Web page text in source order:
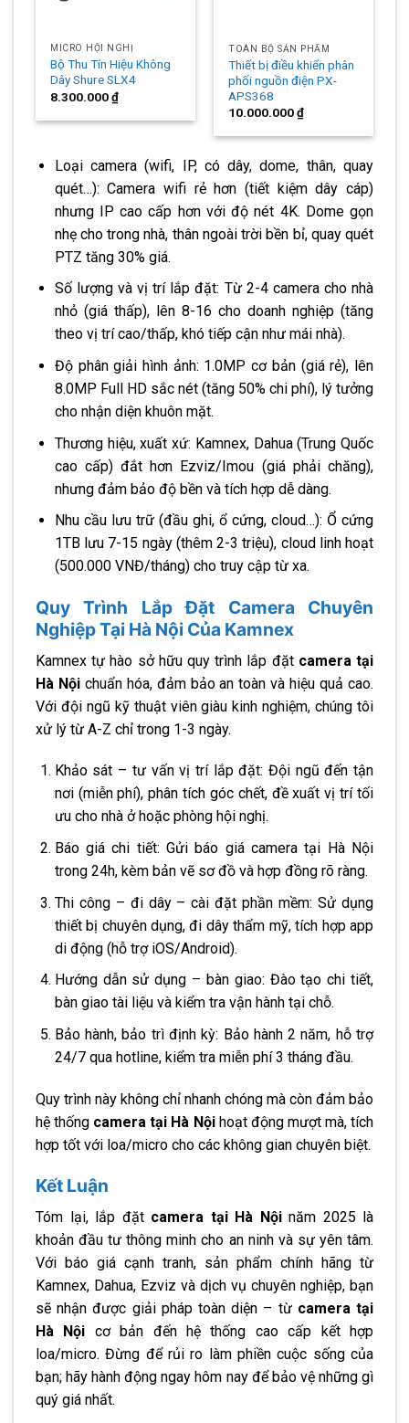
MICRO HỘI NGHỊ
Bộ Thu Tín Hiệu Không
Dây Shure SLX4
8.300.000₫
TOÀN BỘ SẢN PHẨM
Thiết bị điều khiển phân
phối nguồn điện PX-
APS368
10.000.000₫
Loại camera (wifi, IP, có dây, dome, thân, quay
quét…): Camera wifi rẻ hơn (tiết kiệm dây cáp)
nhưng IP cao cấp hơn với độ nét 4K. Dome gọn
nhẹ cho trong nhà, thân ngoài trời bền bỉ, quay quét
PTZ tăng 30% giá.
Số lượng và vị trí lắp đặt: Từ 2-4 camera cho nhà
nhỏ (giá thấp), lên 8-16 cho doanh nghiệp (tăng
theo vị trí cao/thấp, khó tiếp cận như mái nhà).
Độ phân giải hình ảnh: 1.0MP cơ bản (giá rẻ), lên
8.0MP Full HD sắc nét (tăng 50% chi phí), lý tưởng
cho nhận diện khuôn mặt.
Thương hiệu, xuất xứ: Kamnex, Dahua (Trung Quốc
cao cấp) đắt hơn Ezviz/Imou (giá phải chăng),
nhưng đảm bảo độ bền và tích hợp dễ dàng.
Nhu cầu lưu trữ (đầu ghi, ổ cứng, cloud…): Ổ cứng
1TB lưu 7-15 ngày (thêm 2-3 triệu), cloud linh hoạt
(500.000 VNĐ/tháng) cho truy cập từ xa.
Quy Trình Lắp Đặt Camera Chuyên
Nghiệp Tại Hà Nội Của Kamnex
Kamnex tự hào sở hữu quy trình lắp đặt camera tại
Hà Nộichuẩn hóa, đảm bảo an toàn và hiệu quả cao.
Với đội ngũ kỹ thuật viên giàu kinh nghiệm, chúng tôi
xử lý từ A-Z chỉ trong 1-3 ngày.
Khảo sát – tư vấn vị trí lắp đặt: Đội ngũ đến tận
nơi (miễn phí), phân tích góc chết, đề xuất vị trí tối
ưu cho nhà ở hoặc phòng hội nghị.
Báo giá chi tiết: Gửi báo giá camera tại Hà Nội
trong 24h, kèm bản vẽ sơ đồ và hợp đồng rõ ràng.
Thi công – đi dây – cài đặt phần mềm: Sử dụng
thiết bị chuyên dụng, đi dây thẩm mỹ, tích hợp app
di động (hỗ trợ iOS/Android).
Hướng dẫn sử dụng – bàn giao: Đào tạo chi tiết,
bàn giao tài liệu và kiểm tra vận hành tại chỗ.
Bảo hành, bảo trì định kỳ: Bảo hành 2 năm, hỗ trợ
24/7 qua hotline, kiểm tra miễn phí 3 tháng đầu.
Quy trình này không chỉ nhanh chóng mà còn đảm bảo
hệ thống camera tại Hà Nộihoạt động mượt mà, tích
hợp tốt với loa/micro cho các không gian chuyên biệt.
Kết Luận
Tóm lại, lắp đặt camera tại Hà Nộinăm 2025 là
khoản đầu tư thông minh cho an ninh và sự yên tâm.
Với báo giá cạnh tranh, sản phẩm chính hãng từ
Kamnex, Dahua, Ezviz và dịch vụ chuyên nghiệp, bạn
sẽ nhận được giải pháp toàn diện – từ camera tại
Hà Nội cơ bản đến hệ thống cao cấp kết hợp
loa/micro. Đừng để rủi ro làm phiền cuộc sống của
bạn; hãy hành động ngay hôm nay để bảo vệ những gì
quý giá nhất.